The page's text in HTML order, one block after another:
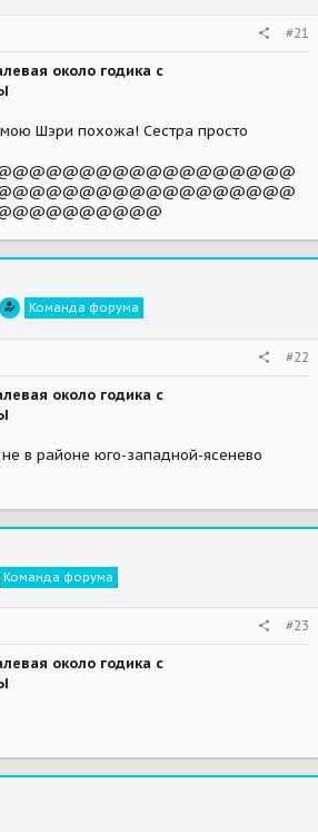
#21
около годика с
Шэри похожа! Сестра просто
Команда форума
#22
около годика с
в районе юго-западной-ясенево
Команда форума
#23
около годика с